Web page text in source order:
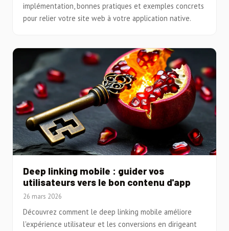
implémentation, bonnes pratiques et exemples concrets
pour relier votre site web à votre application native.
Deep linking mobile : guider vos
utilisateurs vers le bon contenu d'app
26 mars 2026
Découvrez comment le deep linking mobile améliore
l'expérience utilisateur et les conversions en dirigeant